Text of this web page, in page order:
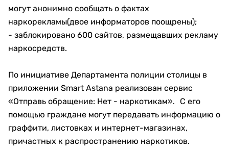
могут анонимно сообщать о фактах
наркорекламы(двое информаторов поощрены);
- заблокировано 600 сайтов, размещавших рекламу
наркосредств.
По инициативе Департамента полиции столицы в
приложении Smart Astana реализован сервис
«Отправь обращение: Нет - наркотикам». С его
помощью граждане могут передавать информацию о
граффити, листовках и интернет-магазинах,
причастных к распространению наркотиков.